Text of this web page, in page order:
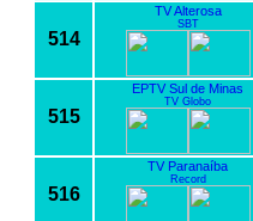
514
TV Alterosa
SBT
515
EPTV Sul de Minas
TV Globo
516
TV Paranaíba
Record